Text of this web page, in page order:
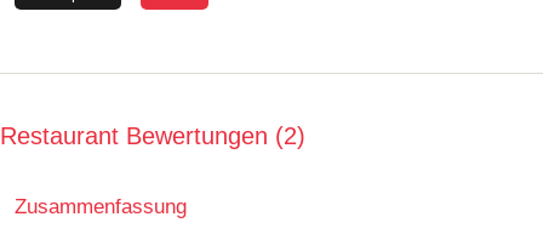
Restaurant Bewertungen 2
Zusammenfassung